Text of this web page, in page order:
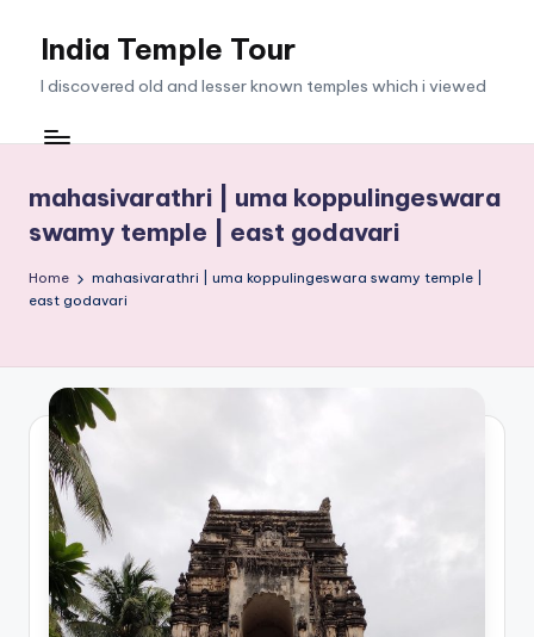
India Temple Tour
I discovered old and lesser known temples which i viewed
mahasivarathri | uma koppulingeswara
swamy temple | east godavari
Home
mahasivarathri | uma koppulingeswara swamy temple |
east godavari